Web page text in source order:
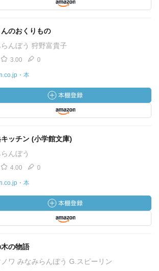
のおくりもの
んぼう 狩野富貴子
3.00 0
・本
キッチン (小学館文庫)
んぼう
4.00 0
・本
の物語
ワ みなみらんぼう G.スピーリン